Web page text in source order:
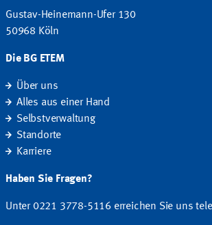
Gustav-Heinemann-Ufer 130
50968 Köln
Die BG ETEM
Über uns
Alles aus einer Hand
Selbstverwaltung
Standorte
Karriere
Haben Sie Fragen?
Unter 0221 3778-5116 erreichen Sie uns